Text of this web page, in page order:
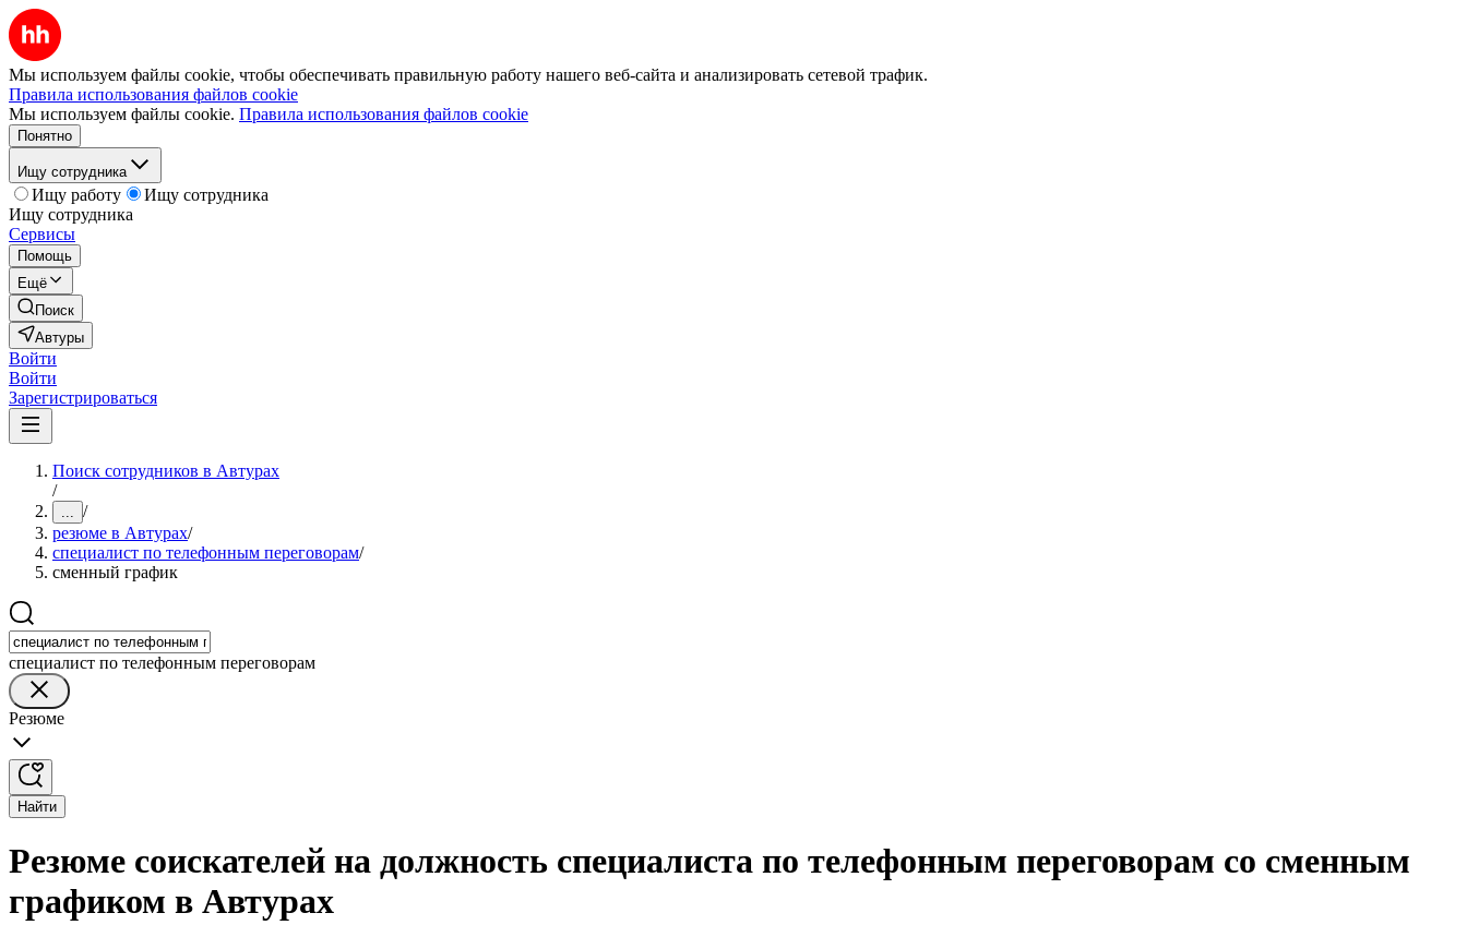
Мы используем файлы cookie, чтобы обеспечивать правильную работу нашего веб-сайта и анализировать сетевой трафик.
Правила использования файлов cookie
Мы используем файлы cookie. Правила использования файлов cookie
Понятно
Ищу сотрудника
Ищу работу
Ищу сотрудника
Ищу сотрудника
Сервисы
Помощь
Ещё
Поиск
Автуры
Войти
Войти
Зарегистрироваться
Поиск сотрудников в Автурах
/
... /
резюме в Автурах/
специалист по телефонным переговорам/
сменный график
специалист по телефонным переговорам
Резюме
Найти
Резюме соискателей на должность специалиста по телефонным переговорам со сменным
графиком в Автурах